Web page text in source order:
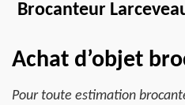
Brocanteur
Achat d’objet
Pour toute estimation